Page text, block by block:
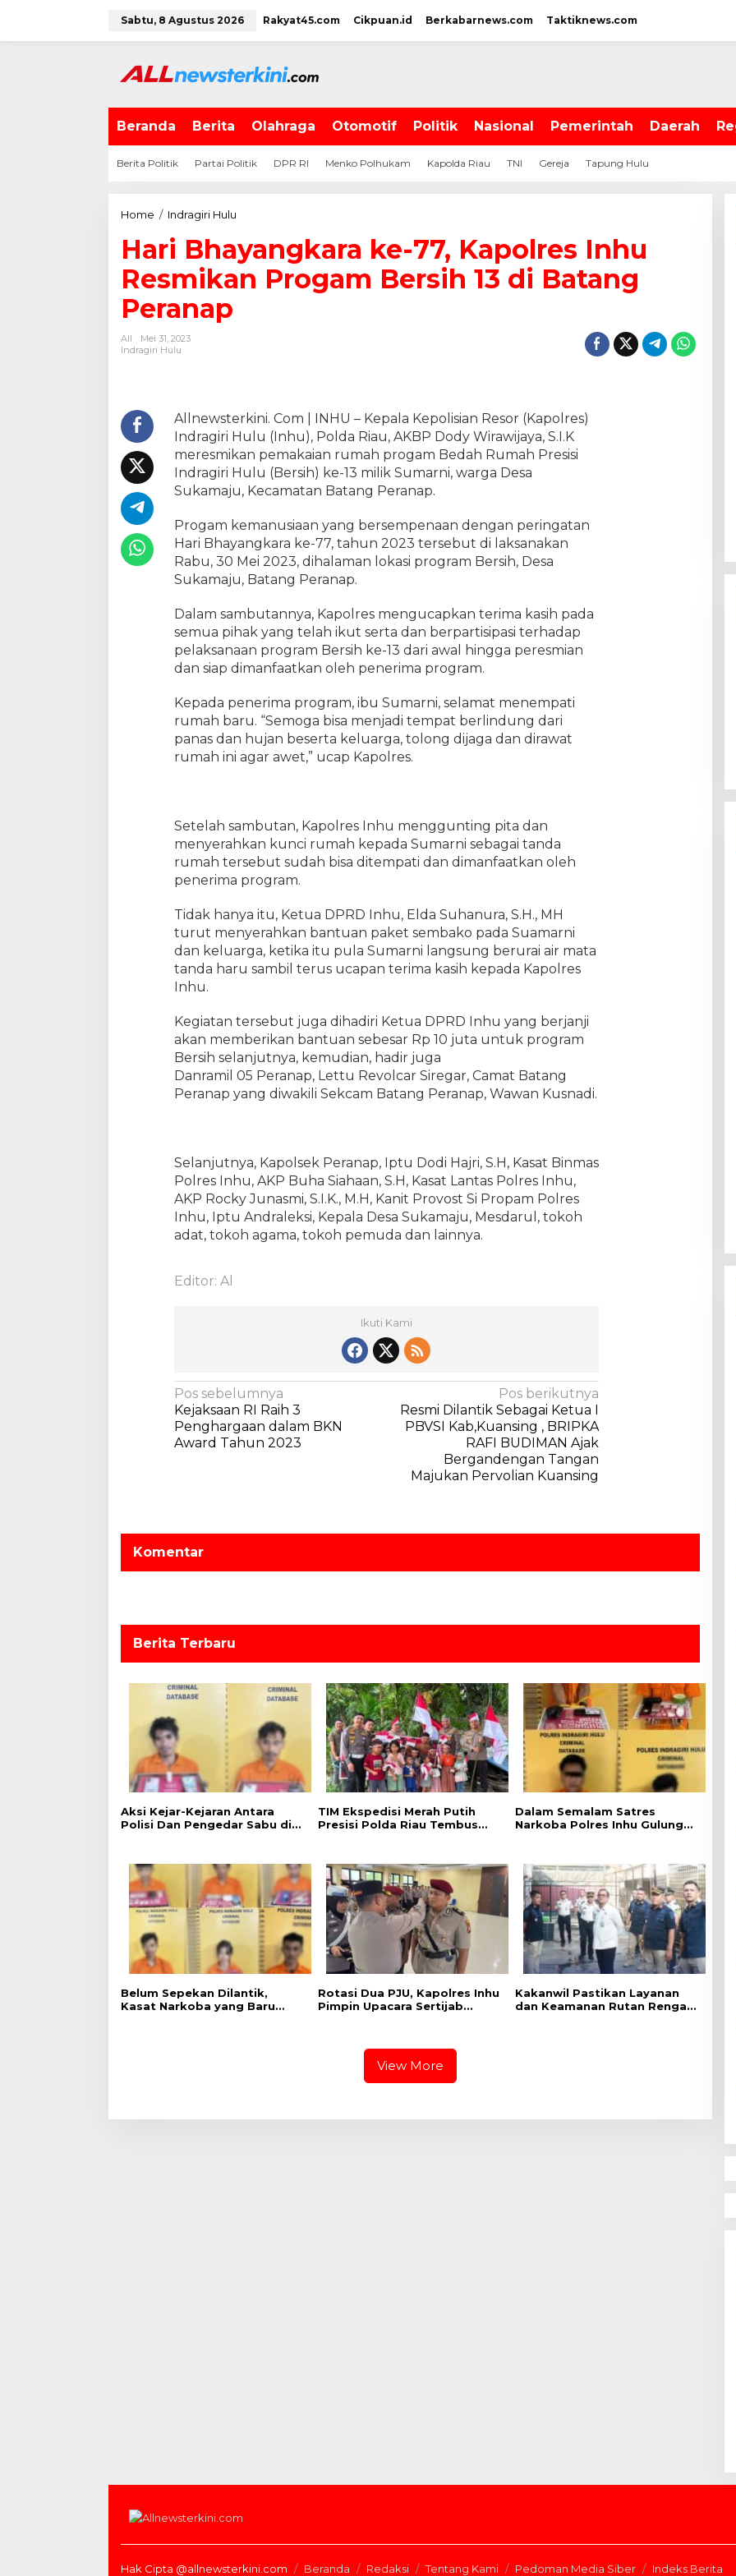
w
Sabtu, 8 Agustus 2026 Rakyat45.com Cikpuan.id Berkabarnews.com Taktiknews.com
Beranda Berita Olahraga Otomotif Politik Nasional Pemerintah Daerah
Berita Politik Partai Politik DPR RI Menko Polhukam Kapolda Riau TNI Gereja Tapung Hulu
Home / Indragiri Hulu
r
i
B
a
k
e
-
7
,
K
a
o
e
s
n
h
u
R
i
k
P
o
g
a
m
r
s
i
h
3
a
t
a
n
g
Hari Bhayangkara ke-77, Kapolres Inhu
Resmikan Progam Bersih 13 di Batang
Peranap
All
Mei 31, 2023
Indragiri Hulu
Allnewsterkini. Com | INHU – Kepala Kepolisian Resor (Kapolres)
Indragiri Hulu (Inhu), Polda Riau, AKBP Dody Wirawijaya, S.I.K
meresmikan pemakaian rumah progam Bedah Rumah Presisi
Indragiri Hulu (Bersih) ke-13 milik Sumarni, warga Desa
Sukamaju, Kecamatan Batang Peranap.
Progam kemanusiaan yang bersempenaan dengan peringatan
Hari Bhayangkara ke-77, tahun 2023 tersebut di laksanakan
Rabu, 30 Mei 2023, dihalaman lokasi program Bersih, Desa
Sukamaju, Batang Peranap.
Dalam sambutannya, Kapolres mengucapkan terima kasih pada
semua pihak yang telah ikut serta dan berpartisipasi terhadap
pelaksanaan program Bersih ke-13 dari awal hingga peresmian
dan siap dimanfaatkan oleh penerima program.
Kepada penerima program, ibu Sumarni, selamat menempati
rumah baru. “Semoga bisa menjadi tempat berlindung dari
panas dan hujan beserta keluarga, tolong dijaga dan dirawat
rumah ini agar awet,” ucap Kapolres.
Setelah sambutan, Kapolres Inhu menggunting pita dan
menyerahkan kunci rumah kepada Sumarni sebagai tanda
rumah tersebut sudah bisa ditempati dan dimanfaatkan oleh
penerima program.
Tidak hanya itu, Ketua DPRD Inhu, Elda Suhanura, S.H., MH
turut menyerahkan bantuan paket sembako pada Suamarni
dan keluarga, ketika itu pula Sumarni langsung berurai air mata
tanda haru sambil terus ucapan terima kasih kepada Kapolres
Inhu.
Kegiatan tersebut juga dihadiri Ketua DPRD Inhu yang berjanji
akan memberikan bantuan sebesar Rp 10 juta untuk program
Bersih selanjutnya, kemudian, hadir juga
Danramil 05 Peranap, Lettu Revolcar Siregar, Camat Batang
Peranap yang diwakili Sekcam Batang Peranap, Wawan Kusnadi.
Selanjutnya, Kapolsek Peranap, Iptu Dodi Hajri, S.H, Kasat Binmas
Polres Inhu, AKP Buha Siahaan, S.H, Kasat Lantas Polres Inhu,
AKP Rocky Junasmi, S.I.K., M.H, Kanit Provost Si Propam Polres
Inhu, Iptu Andraleksi, Kepala Desa Sukamaju, Mesdarul, tokoh
adat, tokoh agama, tokoh pemuda dan lainnya.
Editor: Al
Ikuti Kami
N
a
v
s
i
s
Pos sebelumnya
Kejaksaan RI Raih 3
Penghargaan dalam BKN
Award Tahun 2023
Pos berikutnya
Resmi Dilantik Sebagai Ketua I
PBVSI Kab,Kuansing , BRIPKA
RAFI BUDIMAN Ajak
Bergandengan Tangan
Majukan Pervolian Kuansing
Komentar
Berita Terbaru
Aksi Kejar-Kejaran Antara
Polisi Dan Pengedar Sabu di
Pelaku
TIM Ekspedisi Merah Putih
Presisi Polda Riau Tembus
Putih Hadirkan Kepedulian
Nyata untuk Negeri
Dalam Semalam Satres
Narkoba Polres Inhu Gulung
Satpam
Belum Sepekan Dilantik,
Kasat Narkoba yang Baru
Rotasi Dua PJU, Kapolres Inhu
Pimpin Upacara Sertijab
Kakanwil Pastikan Layanan
dan Keamanan Rutan Rengat
View More
Hak Cipta @allnewsterkini.com Beranda Redaksi Tentang Kami Pedoman Media Siber Indeks Berita